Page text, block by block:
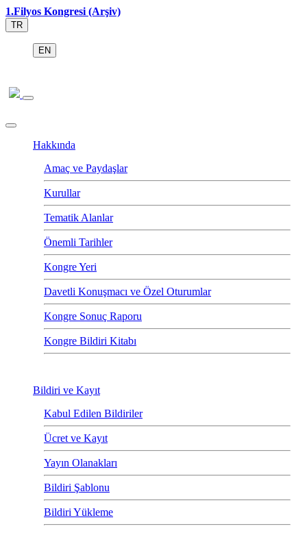
1.Filyos Kongresi (Arşiv)
TR
EN
Hakkında
Amaç ve Paydaşlar
Kurullar
Tematik Alanlar
Önemli Tarihler
Kongre Yeri
Davetli Konuşmacı ve Özel Oturumlar
Kongre Sonuç Raporu
Kongre Bildiri Kitabı
Bildiri ve Kayıt
Kabul Edilen Bildiriler
Ücret ve Kayıt
Yayın Olanakları
Bildiri Şablonu
Bildiri Yükleme